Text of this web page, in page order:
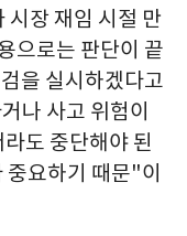
시장 재임 시절 만
으로는 판단이 끝
을 실시하겠다고
나 사고 위험이
도 중단해야 된
요하기 때문"이